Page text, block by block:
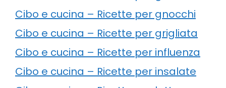
Cibo e cucina – Ricette per gnocchi
Cibo e cucina – Ricette per grigliata
Cibo e cucina – Ricette per influenza
Cibo e cucina – Ricette per insalate